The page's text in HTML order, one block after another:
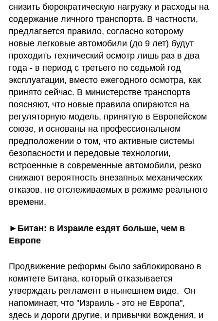
снизить бюрократическую нагрузку и расходы на
содержание личного транспорта. В частности,
предлагается правило, согласно которому
новые легковые автомобили (до 9 лет) будут
проходить технический осмотр лишь раз в два
года - в период с третьего по седьмой год
эксплуатации, вместо ежегодного осмотра, как
принято сейчас. В министерстве транспорта
поясняют, что новые правила опираются на
регуляторную модель, принятую в Европейском
союзе, и основаны на профессиональном
предположении о том, что активные системы
безопасности и передовые технологии,
встроенные в современные автомобили, резко
снижают вероятность внезапных механических
отказов, не отслеживаемых в режиме реального
времени.
►Битан: в Израиле ездят больше, чем в
Европе
Продвижение реформы было заблокировано в
комитете Битана, который отказывается
утверждать регламент в нынешнем виде.  Он
напоминает, что "Израиль - это не Европа",
здесь и дороги другие, и привычки вождения, и